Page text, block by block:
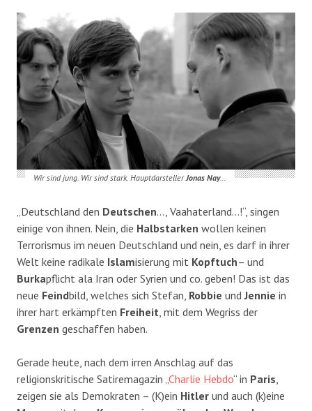
Wir sind jung. Wir sind stark. HauptdarstellerJonas Nay…
„Deutschland den Deutschen…, Vaahaterland…!“, singen
einige von ihnen. Nein, die Halbstarken wollen keinen
Terrorismus im neuen Deutschland und nein, es darf in ihrer
Welt keine radikale Islamisierung mit Kopftuch– und
Burkapflicht ala Iran oder Syrien und co. geben! Das ist das
neue Feindbild, welches sich Stefan, Robbie undJennie in
ihrer hart erkämpften Freiheit , mit dem Wegriss der
Grenzen geschaffen haben.
Gerade heute, nach dem irren Anschlag auf das
religionskritische Satiremagazin „ Charlie Hebdo“ in Paris
zeigen sie als Demokraten – (K)ein Hitler und auch (k)eine